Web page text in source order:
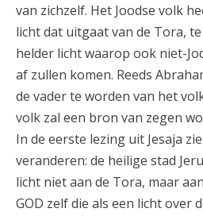
van zichzelf. Het Joodse volk
licht dat uitgaat van de Tora,
helder licht waarop ook niet-
af zullen komen. Reeds
de vader te worden van het
volk zal een bron van zegen
In de eerste lezing uit Jesaja
veranderen: de heilige stad
licht niet aan de Tora, maar
GOD zelf die als een licht over